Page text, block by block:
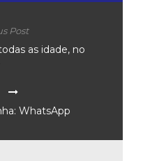
Post
as idade, no
WhatsApp